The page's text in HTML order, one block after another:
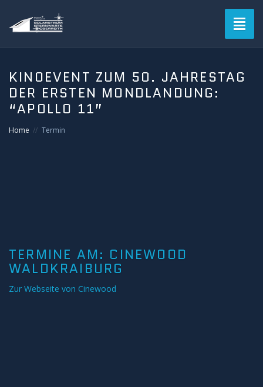
KINOEVENT ZUM 50. JAHRESTAG
DER ERSTEN MONDLANDUNG:
“APOLLO 11”
Home Termin
TERMINE AM: CINEWOOD
WALDKRAIBURG
Zur Webseite von Cinewood